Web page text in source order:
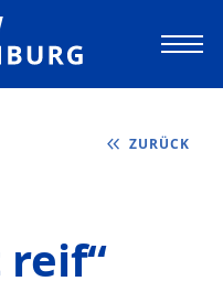
Angewandte
ZURÜCK
reif“